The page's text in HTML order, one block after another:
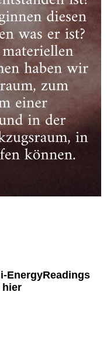
EnergyReadings
hier